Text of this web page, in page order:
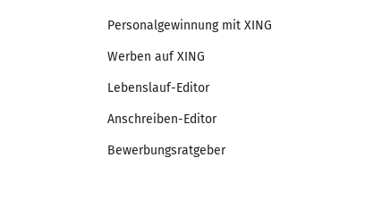
Personalgewinnung mit XING
Werben auf XING
Lebenslauf-Editor
Anschreiben-Editor
Bewerbungsratgeber